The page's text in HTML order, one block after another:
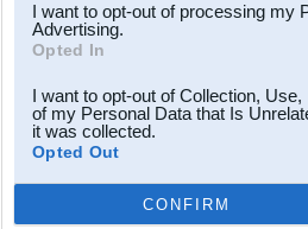
I want to opt-out of processing my
Advertising.
Opted In
I want to opt-out of Collection,
of my Personal Data that Is
it was collected.
Opted Out
CONFIRM